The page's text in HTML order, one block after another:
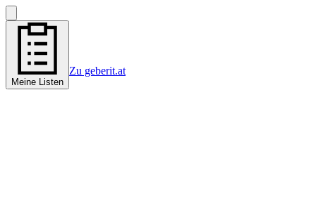
Meine Listen
Zu geberit.at